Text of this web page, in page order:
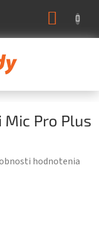
Mic Pro Plus
hodnotenia